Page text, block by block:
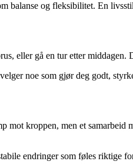
balanse og fleksibilitet. En
eller gå en tur etter
noe som gjør deg godt,
kroppen, men et
endringer som føles riktige